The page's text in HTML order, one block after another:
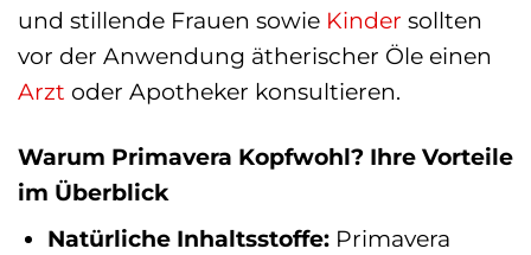
und stillende Frauen sowie Kinder sollten
vor der Anwendung ätherischer Öle einen
Arzt oder Apotheker konsultieren.
Warum Primavera Kopfwohl? Ihre Vorteile
im Überblick
Natürliche Inhaltsstoffe:Primavera